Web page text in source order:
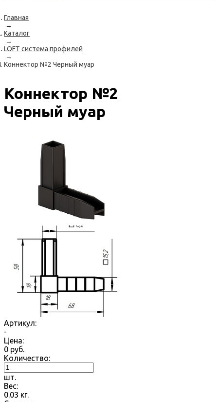
Главная
→
Каталог
→
LOFT система профилей
→
Коннектор №2 Черный муар
Коннектор №2
Черный муар
Артикул:
-
Цена:
0 руб.
Количество:
шт.
Вес:
0.03 кг.